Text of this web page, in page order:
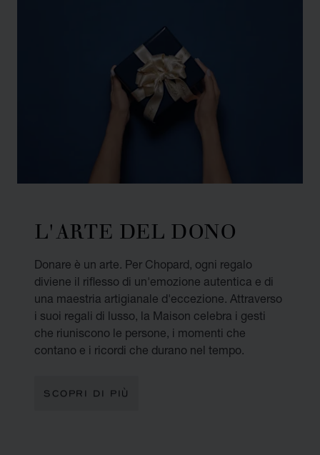
L'ARTE DEL DONO
Donare è un arte. Per Chopard, ogni regalo
diviene il riflesso di un'emozione autentica e di
una maestria artigianale d'eccezione. Attraverso
i suoi regali di lusso, la Maison celebra i gesti
che riuniscono le persone, i momenti che
contano e i ricordi che durano nel tempo.
SCOPRI DI PIÙ